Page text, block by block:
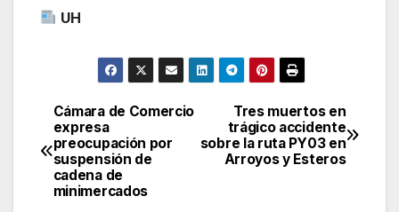
UH
Navegación
de
entradas
Tres muertos en
trágico accidente
sobre la ruta PY03 en
Arroyos y Esteros
Cámara de Comercio
expresa
preocupación por
suspensión de
cadena de
minimercados